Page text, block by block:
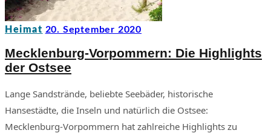
Heimat 20. September 2020
Mecklenburg-Vorpommern: Die Highlights
der Ostsee
Lange Sandstrände, beliebte Seebäder, historische
Hansestädte, die Inseln und natürlich die Ostsee:
Mecklenburg-Vorpommern hat zahlreiche Highlights zu